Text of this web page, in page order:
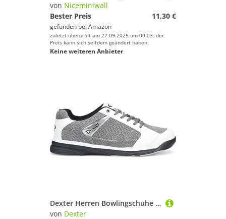
von Niceminiwall
Bester Preis
11,30 €
gefunden bei Amazon
zuletzt überprüft am 27.09.2025 um 00:03; der
Preis kann sich seitdem geändert haben.
Keine weiteren Anbieter
Dexter Herren Bowlingschuhe Wyoming - Lt Grey/White 12
von Dexter